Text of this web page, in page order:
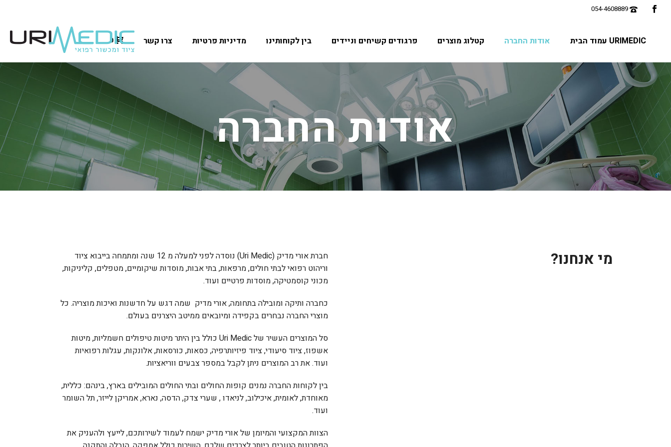
URIMEDIC עמוד הבית אודות החברה קטלוג מוצרים פרגודים קשיחים וניידים בין לקוחותינו מדיניות פרטיות צרו קשר 0
אודות החברה
מי אנחנו?
חברת אורי מדיק (Uri Medic) נוסדה לפני למעלה מ 12 שנה ומתמחה בייבוא ציוד
וריהוט רפואי לבתי חולים, מרפאות, בתי אבות, מוסדות שיקומיים, מטפלים, קליניקות,
מכוני קוסמטיקה, מוסדות פרטיים ועוד.
כחברה ותיקה ומובילה בתחומה, אורי מדיק שמה דגש על חדשנות ואיכות מוצריה. כל
מוצרי החברה נבחרים בקפידה ומיובאים ממיטב היצרנים בעולם.
סל המוצרים העשיר של Uri Medic כולל בין היתר מיטות טיפולים חשמליות, מיטות
אשפוז, ציוד סיעודי, ציוד פיזיותרפיה, כסאות, כורסאות, אלונקות, עגלות רפואיות
ועוד. את רב המוצרים ניתן לקבל במספר צבעים ווריאציות.
בין לקוחות החברה נמנים קופות החולים ובתי החולים המובילים בארץ, בינהם: כללית,
מאוחדת, לאומית, איכילוב, לניאדו , שערי צדק, הדסה, נארא, אמריקן לייזר, תל השומר
ועוד.
הצוות המקצועי והמיומן של אורי מדיק ישמח לעמוד לשירותכם, לייעץ ולהעניק את